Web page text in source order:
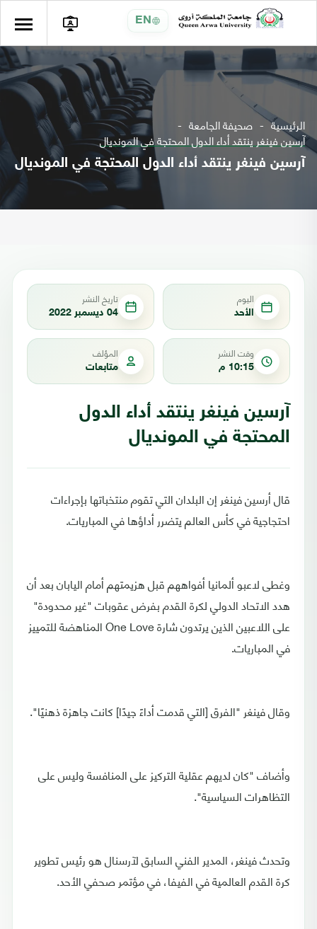
EN
الرئيسية صحيفة الجامعة
آرسين فينغر ينتقد أداء الدول المحتجة في المونديال
آرسين فينغر ينتقد أداء الدول المحتجة في المونديال
اليوم
الأحد
تاريخ النشر
04 ديسمبر 2022
وقت النشر
10:15 م
المؤلف
متابعات
آرسين فينغر ينتقد أداء الدول
المحتجة في المونديال
قال أرسين فينغر إن البلدان التي تقوم منتخباتها بإجراءات
احتجاجية في كأس العالم يتضرر أداؤها في المباريات.
وغطى لاعبو ألمانيا أفواههم قبل هزيمتهم أمام اليابان بعد أن
هدد الاتحاد الدولي لكرة القدم بفرض عقوبات "غير محدودة"
على اللاعبين الذين يرتدون شارة One Love المناهضة للتمييز
في المباريات.
وقال فينغر "الفرق [التي قدمت أداءً جيدًا] كانت جاهزة ذهنيًا".
وأضاف "كان لديهم عقلية التركيز على المنافسة وليس على
التظاهرات السياسية".
وتحدث فينغر، المدير الفني السابق لآرسنال هو رئيس تطوير
كرة القدم العالمية في الفيفا، في مؤتمر صحفي الأحد.